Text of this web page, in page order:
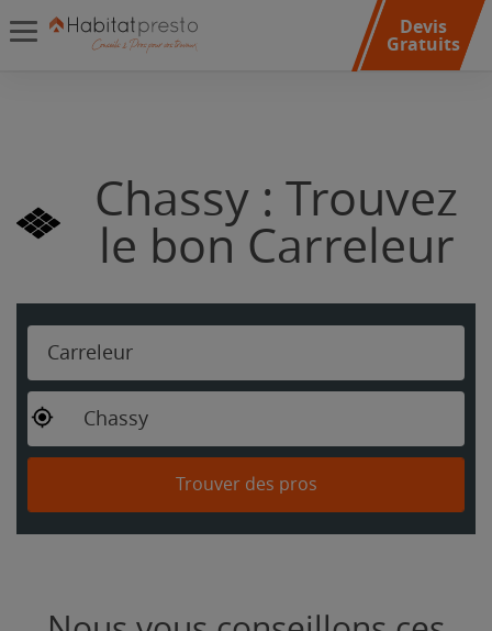
Devis
Gratuits
Chassy : Trouvez
le bon Carreleur
Carreleur
Chassy
Trouver des pros